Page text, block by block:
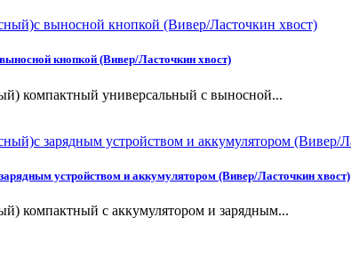
кнопкой (Вивер/Ласточкин хвост)
компактный универсальный с выносной...
устройством и аккумулятором (Вивер/Ласточкин хвост)
компактный с аккумулятором и зарядным...